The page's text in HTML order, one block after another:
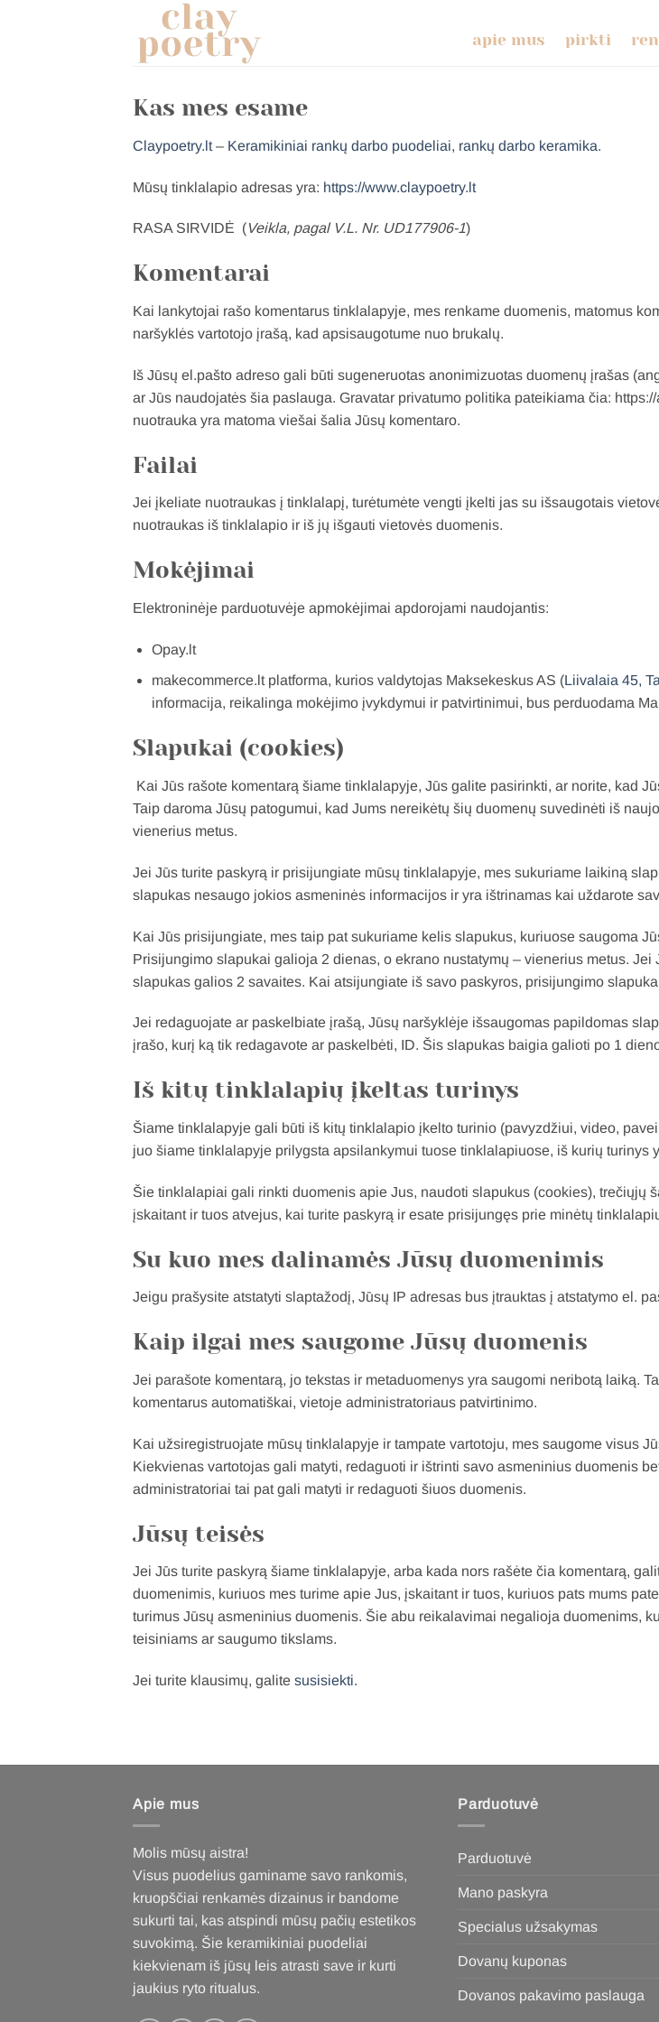
apie mus pirkti
Kas mes esame
Claypoetry.lt – Keramikiniai rankų darbo puodeliai, rankų darbo keramika.
Mūsų tinklalapio adresas yra: https://www.claypoetry.lt
RASA SIRVIDĖ (Veikla, pagal V.L. Nr. UD177906-1)
Komentarai
Kai lankytojai rašo komentarus tinklalapyje, mes renkame duomenis, matomus
naršyklės vartotojo įrašą, kad apsisaugotume nuo brukalų.
Iš Jūsų el.pašto adreso gali būti sugeneruotas anonimizuotas duomenų įrašas
ar Jūs naudojatės šia paslauga. Gravatar privatumo politika pateikiama čia:
nuotrauka yra matoma viešai šalia Jūsų komentaro.
Failai
Jei įkeliate nuotraukas į tinklalapį, turėtumėte vengti įkelti jas su išsaugotais
nuotraukas iš tinklalapio ir iš jų išgauti vietovės duomenis.
Mokėjimai
Elektroninėje parduotuvėje apmokėjimai apdorojami naudojantis:
Opay.lt
makecommerce.lt platforma, kurios valdytojas Maksekeskus AS (Liivalaia 45,
informacija, reikalinga mokėjimo įvykdymui ir patvirtinimui, bus perduodama
Slapukai (cookies)
Kai Jūs rašote komentarą šiame tinklalapyje, Jūs galite pasirinkti, ar norite, kad
Taip daroma Jūsų patogumui, kad Jums nereikėtų šių duomenų suvedinėti iš
vienerius metus.
Jei Jūs turite paskyrą ir prisijungiate mūsų tinklalapyje, mes sukuriame laikiną
slapukas nesaugo jokios asmeninės informacijos ir yra ištrinamas kai uždarote
Kai Jūs prisijungiate, mes taip pat sukuriame kelis slapukus, kuriuose saugoma
Prisijungimo slapukai galioja 2 dienas, o ekrano nustatymų – vienerius metus.
slapukas galios 2 savaites. Kai atsijungiate iš savo paskyros, prisijungimo
Jei redaguojate ar paskelbiate įrašą, Jūsų naršyklėje išsaugomas papildomas
įrašo, kurį ką tik redagavote ar paskelbėti, ID. Šis slapukas baigia galioti po 1
Iš kitų tinklalapių įkeltas turinys
Šiame tinklalapyje gali būti iš kitų tinklalapio įkelto turinio (pavyzdžiui, video,
juo šiame tinklalapyje prilygsta apsilankymui tuose tinklalapiuose, iš kurių turinys
Šie tinklalapiai gali rinkti duomenis apie Jus, naudoti slapukus (cookies), trečiųjų
įskaitant ir tuos atvejus, kai turite paskyrą ir esate prisijungęs prie minėtų
Su kuo mes dalinamės Jūsų duomenimis
Jeigu prašysite atstatyti slaptažodį, Jūsų IP adresas bus įtrauktas į atstatymo el.
Kaip ilgai mes saugome Jūsų duomenis
Jei parašote komentarą, jo tekstas ir metaduomenys yra saugomi neribotą laiką.
komentarus automatiškai, vietoje administratoriaus patvirtinimo.
Kai užsiregistruojate mūsų tinklalapyje ir tampate vartotoju, mes saugome visus
Kiekvienas vartotojas gali matyti, redaguoti ir ištrinti savo asmeninius duomenis
administratoriai tai pat gali matyti ir redaguoti šiuos duomenis.
Jūsų teisės
Jei Jūs turite paskyrą šiame tinklalapyje, arba kada nors rašėte čia komentarą,
duomenimis, kuriuos mes turime apie Jus, įskaitant ir tuos, kuriuos pats mums
turimus Jūsų asmeninius duomenis. Šie abu reikalavimai negalioja duomenims,
teisiniams ar saugumo tikslams.
Jei turite klausimų, galite susisiekti.
Apie mus
Molis mūsų aistra!
Visus puodelius gaminame savo rankomis,
kruopščiai renkamės dizainus ir bandome
sukurti tai, kas atspindi mūsų pačių estetikos
suvokimą. Šie keramikiniai puodeliai
kiekvienam iš jūsų leis atrasti save ir kurti
jaukius ryto ritualus.
Parduotuvė
Parduotuvė
Mano paskyra
Specialus užsakymas
Dovanų kuponas
Dovanos pakavimo paslauga